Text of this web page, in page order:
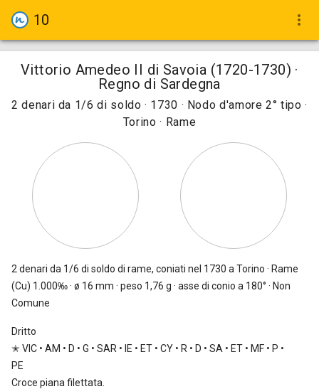
10 more_vert
Vittorio Amedeo II di Savoia (1720-1730) ·
Regno di Sardegna
2 denari da 1/6 di soldo · 1730 · Nodo d'amore 2° tipo ·
Torino · Rame
2 denari da 1/6 di soldo di rame, coniati nel 1730 a Torino · Rame
(Cu) 1.000‰ · ø 16 mm · peso 1,76 g · asse di conio a 180° · Non
Comune
Dritto
✭ VIC • AM • D • G • SAR • IE • ET • CY • R • D • SA • ET • MF • P •
PE
Croce piana filettata.